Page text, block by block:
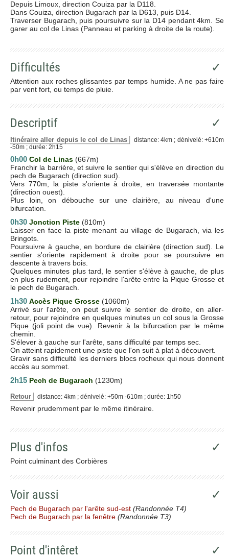
Depuis Limoux, direction Couiza par la D118.
Dans Couiza, direction Bugarach par la D613, puis D14.
Traverser Bugarach, puis poursuivre sur la D14 pendant 4km. Se
garer au col de Linas (Panneau et parking à droite de la route).
Difficultés ✓
Attention aux roches glissantes par temps humide. A ne pas faire
par vent fort, ou temps de pluie.
Descriptif ✓
Itinéraire aller depuis le col de Linas
distance: 4km ; dénivelé: +610m
-50m ; durée: 2h15
0h00 Col de Linas (667m)
Franchir la barrière, et suivre le sentier qui s'élève en direction du
pech de Bugarach (direction sud).
Vers 770m, la piste s'oriente à droite, en traversée montante
(direction ouest).
Plus loin, on débouche sur une clairière, au niveau d'une
bifurcation.
0h30 Jonction Piste (810m)
Laisser en face la piste menant au village de Bugarach, via les
Bringots.
Poursuivre à gauche, en bordure de clairière (direction sud). Le
sentier s'oriente rapidement à droite pour se poursuivre en
descente à travers bois.
Quelques minutes plus tard, le sentier s'élève à gauche, de plus
en plus rudement, pour rejoindre l'arête entre la Pique Grosse et
le pech de Bugarach.
1h30 Accès Pique Grosse (1060m)
Arrivé sur l'arête, on peut suivre le sentier de droite, en aller-
retour, pour rejoindre en quelques minutes un col sous la Grosse
Pique (joli point de vue). Revenir à la bifurcation par le même
chemin.
S'élever à gauche sur l'arête, sans difficulté par temps sec.
On atteint rapidement une piste que l'on suit à plat à découvert.
Gravir sans difficulté les derniers blocs rocheux qui nous donnent
accès au sommet.
2h15 Pech de Bugarach (1230m)
Retour distance: 4km ; dénivelé: +50m -610m ; durée: 1h50
Revenir prudemment par le même itinéraire.
Plus d'infos ✓
Point culminant des Corbières
Voir aussi ✓
Pech de Bugarach par l'arête sud-est (Randonnée T4)
Pech de Bugarach par la fenêtre (Randonnée T3)
Point d'intêret ✓